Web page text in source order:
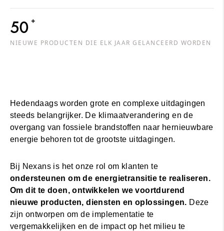
50 +
NIEUWE PRODUCTEN DIE ELK JAAR GELANCEERD WORDEN
Hedendaags worden grote en complexe uitdagingen
steeds belangrijker. De klimaatverandering en de
overgang van fossiele brandstoffen naar hernieuwbare
energie behoren tot de grootste uitdagingen.
Bij Nexans is het onze rol om klanten te
ondersteunen om de energietransitie te realiseren.
Om dit te doen, ontwikkelen we voortdurend
nieuwe producten, diensten en oplossingen. Deze
zijn ontworpen om de implementatie te
vergemakkelijken en de impact op het milieu te